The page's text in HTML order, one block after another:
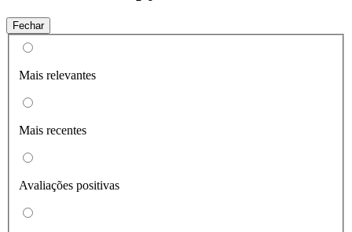
Fechar
Mais relevantes
Mais recentes
Avaliações positivas